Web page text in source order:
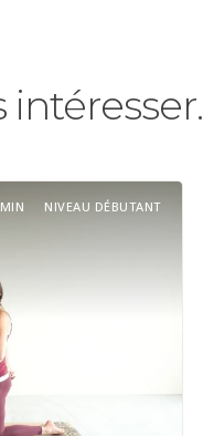
NIVEAU DÉBUTANT